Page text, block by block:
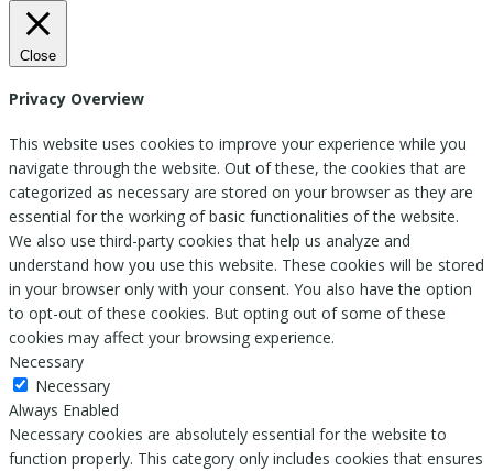
Close
Privacy Overview
This website uses cookies to improve your experience while you
navigate through the website. Out of these, the cookies that are
categorized as necessary are stored on your browser as they are
essential for the working of basic functionalities of the website.
We also use third-party cookies that help us analyze and
understand how you use this website. These cookies will be stored
in your browser only with your consent. You also have the option
to opt-out of these cookies. But opting out of some of these
cookies may affect your browsing experience.
Necessary
Necessary
Always Enabled
Necessary cookies are absolutely essential for the website to
function properly. This category only includes cookies that ensures